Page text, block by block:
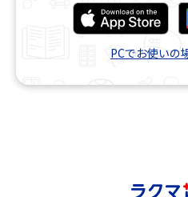
PCでお使いの